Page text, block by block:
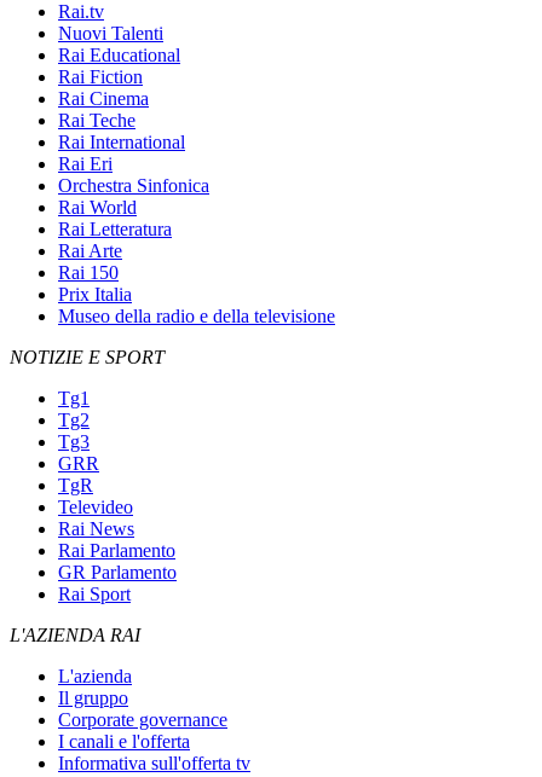
Rai.tv
Nuovi Talenti
Rai Educational
Rai Fiction
Rai Cinema
Rai Teche
Rai International
Rai Eri
Orchestra Sinfonica
Rai World
Rai Letteratura
Rai Arte
Rai 150
Prix Italia
Museo della radio e della televisione
NOTIZIE E SPORT
Tg1
Tg2
Tg3
GRR
TgR
Televideo
Rai News
Rai Parlamento
GR Parlamento
Rai Sport
L'AZIENDA RAI
L'azienda
Il gruppo
Corporate governance
I canali e l'offerta
Informativa sull'offerta tv